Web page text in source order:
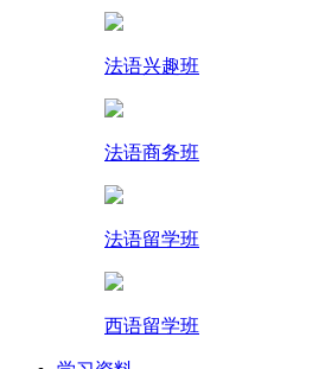
法语兴趣班
法语商务班
法语留学班
西语留学班